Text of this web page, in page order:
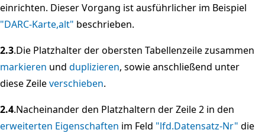
einrichten. Dieser Vorgang ist ausführlicher im Beispiel
"DARC-Karte,alt" beschrieben.
2.3.Die Platzhalter der obersten Tabellenzeile zusammen
markieren und duplizieren, sowie anschließend unter
diese Zeileverschieben.
2.4.Nacheinander den Platzhaltern der Zeile 2 in den
erweiterten Eigenschaften im Feld "lfd.Datensatz-Nr" die